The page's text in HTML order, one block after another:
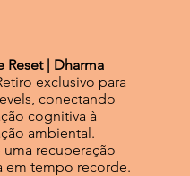
Reset | Dharma
exclusivo para
conectando
cognitiva à
ambiental.
uma recuperação
em tempo recorde.